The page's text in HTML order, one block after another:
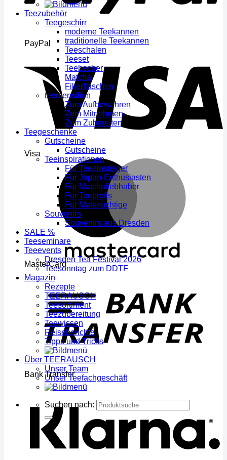
PayPal
Visa
MasterCard
Bank Transfer
Teezubehör
Teegeschirr
moderne Teekannen
traditionelle Teekannen
Teeschalen
Teeset
Teebecher
Matcha
Filterflaschen
teeutensilien
Zum Aufbewahren
Zum Mitnehmen
Zum Zubereiten
Teegeschenke
Gutscheine
Gutscheine
Teeinspirationen
Für Teeeinsteiger
Für Japan-Enthusiasten
Für Matchaliebhaber
Für Teeprofis
Für Matesüchtige
Souvenirs
Souvenirs aus Dresden
SALE %
Teeseminare
Teeevents
Dresden Tea Festival 2026
Teesonntag zum DDTF
Magazin
Rezepte
TEERAUSCH
Teesortiment
Teezubereitung
Teewissen
Reiseberichte
Tipps und Tricks
Über TEERAUSCH
Unser Team
Unser Teefachgeschäft
Suchen nach: